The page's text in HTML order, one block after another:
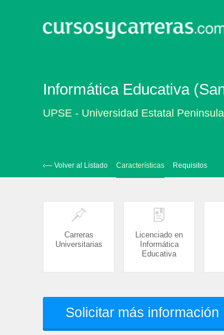
Informática Educativa
UPSE - Universidad Estatal
‹— Volver al Listado Características Requisitos
Carreras
Universitarias
Licenciado en
Informática
Educativa
Solicitar más información